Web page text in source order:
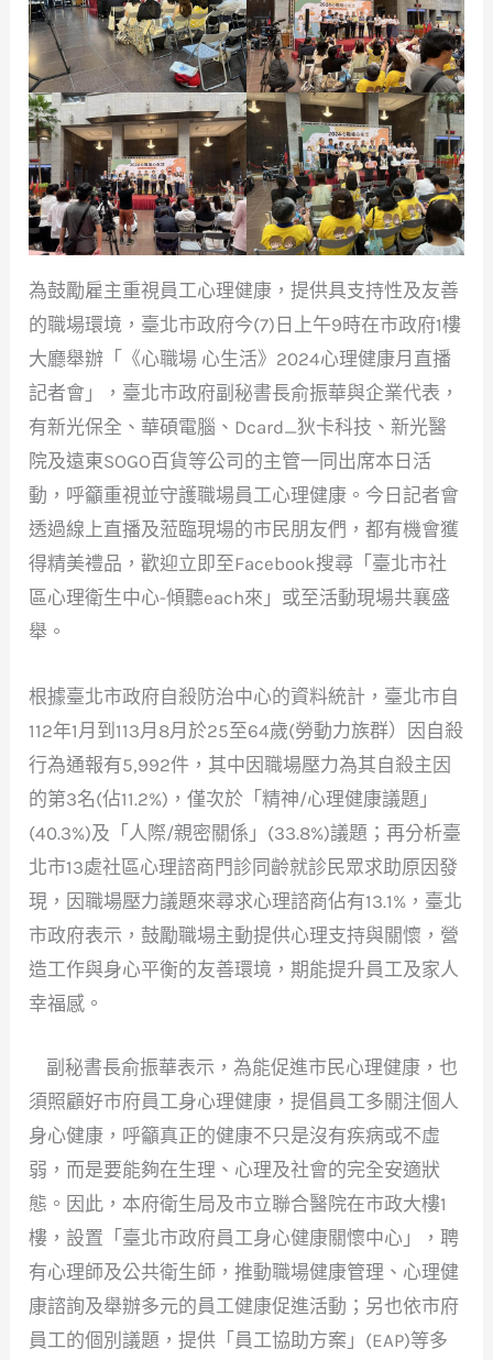
為鼓勵雇主重視員工心理健康，提供具支持性及友善
的職場環境，臺北市政府今(7)日上午9時在市政府1樓
大廳舉辦「《心職場 心生活》2024心理健康月直播
記者會」，臺北市政府副秘書長俞振華與企業代表，
有新光保全、華碩電腦、Dcard_狄卡科技、新光醫
院及遠東SOGO百貨等公司的主管一同出席本日活
動，呼籲重視並守護職場員工心理健康。今日記者會
透過線上直播及蒞臨現場的市民朋友們，都有機會獲
得精美禮品，歡迎立即至Facebook搜尋「臺北市社
區心理衛生中心-傾聽each來」或至活動現場共襄盛
舉。
根據臺北市政府自殺防治中心的資料統計，臺北市自
112年1月到113月8月於25至64歲(勞動力族群）因自殺
行為通報有5,992件，其中因職場壓力為其自殺主因
的第3名(佔11.2%)，僅次於「精神/心理健康議題」
(40.3%)及「人際/親密關係」(33.8%)議題；再分析臺
北市13處社區心理諮商門診同齡就診民眾求助原因發
現，因職場壓力議題來尋求心理諮商佔有13.1%，臺北
市政府表示，鼓勵職場主動提供心理支持與關懷，營
造工作與身心平衡的友善環境，期能提升員工及家人
幸福感。
副秘書長俞振華表示，為能促進市民心理健康，也
須照顧好市府員工身心理健康，提倡員工多關注個人
身心健康，呼籲真正的健康不只是沒有疾病或不虛
弱，而是要能夠在生理、心理及社會的完全安適狀
態。因此，本府衛生局及市立聯合醫院在市政大樓1
樓，設置「臺北市政府員工身心健康關懷中心」，聘
有心理師及公共衛生師，推動職場健康管理、心理健
康諮詢及舉辦多元的員工健康促進活動；另也依市府
員工的個別議題，提供「員工協助方案」(EAP)等多